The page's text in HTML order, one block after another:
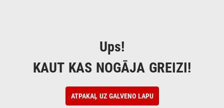
Ups!
KAUT KAS NOGĀJA GREIZI!
ATPAKAĻ UZ GALVENO LAPU